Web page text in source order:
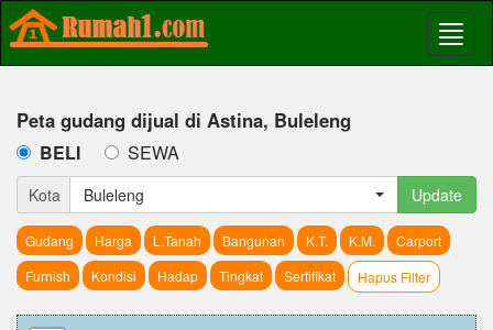
Peta gudang dijual di Astina, Buleleng
BELI SEWA
Kota Buleleng Update
Gudang Harga L.Tanah Bangunan K.T. K.M.
Carport
Furnish
Kondisi Hadap Tingkat Sertifikat Hapus Filter